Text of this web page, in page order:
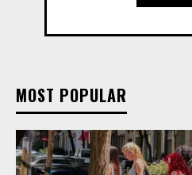
MOST POPULAR